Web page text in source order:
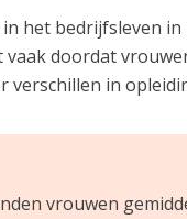
het bedrijfsleven
doordat
verschillen in
vrouwen